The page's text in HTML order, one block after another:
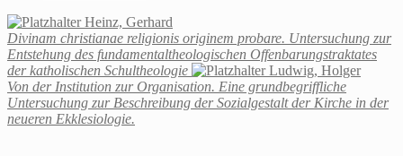
Heinz, Gerhard
Divinam christianae religionis originem probare. Untersuchung zur
Entstehung des fundamentaltheologischen Offenbarungstraktates
der katholischen Schultheologie
Ludwig, Holger
Von der Institution zur Organisation. Eine grundbegriffliche
Untersuchung zur Beschreibung der Sozialgestalt der Kirche in der
neueren Ekklesiologie.